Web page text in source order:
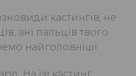
кастингів, не
ані пальців твого
найголовніші.